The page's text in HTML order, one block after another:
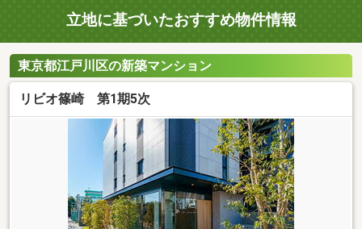
立地に基づいたおすすめ物件情報
東京都江戸川区の新築マンション
リビオ篠崎 第1期5次